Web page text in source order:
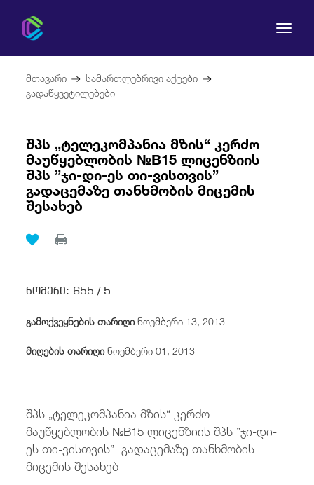
კომისია
მომხმარებლის უფლებები
რეგულირება
Eng / ქარ fb in
მთავარი სამართლებრივი აქტები
გადაწყვეტილებები
შპს „ტელეკომპანია მზის“ კერძო
მაუწყებლობის №B15 ლიცენზიის
შპს ”ჯი-დი-ეს თი-ვისთვის”
გადაცემაზე თანხმობის მიცემის
შესახებ
ნომერი: 655 / 5
გამოქვეყნების თარიღინოემბერი 13, 2013
მიღების თარიღინოემბერი 01, 2013
შპს „ტელეკომპანია მზის“ კერძო
მაუწყებლობის №B15 ლიცენზიის შპს ”ჯი-დი-
ეს თი-ვისთვის” გადაცემაზე თანხმობის
მიცემის შესახებ